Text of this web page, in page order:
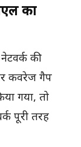
का
की
कवरेज गैप
गया, तो
पूरी तरह